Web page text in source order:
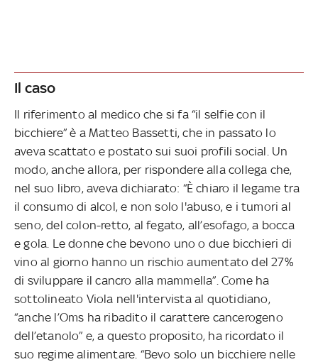
Il caso
Il riferimento al medico che si fa “il selfie con il
bicchiere” è a Matteo Bassetti, che in passato lo
aveva scattato e postato sui suoi profili social. Un
modo, anche allora, per rispondere alla collega che,
nel suo libro, aveva dichiarato: “È chiaro il legame tra
il consumo di alcol, e non solo l'abuso, e i tumori al
seno, del colon-retto, al fegato, all’esofago, a bocca
e gola. Le donne che bevono uno o due bicchieri di
vino al giorno hanno un rischio aumentato del 27%
di sviluppare il cancro alla mammella”. Come ha
sottolineato Viola nell'intervista al quotidiano,
“anche l’Oms ha ribadito il carattere cancerogeno
dell’etanolo” e, a questo proposito, ha ricordato il
suo regime alimentare. “Bevo solo un bicchiere nelle